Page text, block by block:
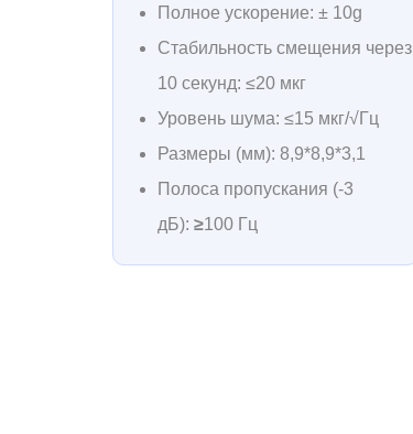
Полное ускорение: ± 10g
Стабильность смещения через
10 секунд: ≤20 мкг
Уровень шума: ≤15 мкг/√Гц
Размеры (мм): 8,9*8,9*3,1
Полоса пропускания (-3
дБ): ≥100 Гц